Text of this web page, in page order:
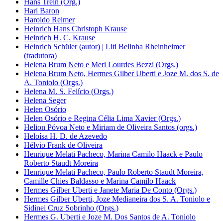
Hans Trein (Org.)
Hari Baron
Haroldo Reimer
Heinrich Hans Christoph Krause
Heinrich H. C. Krause
Heinrich Schüler (autor) | Liti Belinha Rheinheimer
(tradutora)
Helena Brum Neto e Meri Lourdes Bezzi (Orgs.)
Helena Brum Neto, Hermes Gilber Uberti e Joze M. dos S. de
A. Toniolo (Orgs.)
Helena M. S. Felício (Orgs.)
Helena Seger
Helen Osório
Helen Osório e Regina Célia Lima Xavier (Orgs.)
Helion Póvoa Neto e Miriam de Oliveira Santos (orgs.)
Heloísa H. D. de Azevedo
Hélvio Frank de Oliveira
Henrique Melati Pacheco, Marina Camilo Haack e Paulo
Roberto Staudt Moreira
Henrique Melati Pacheco, Paulo Roberto Staudt Moreira,
Camille Chies Baldasso e Marina Camilo Haack
Hermes Gilber Uberti e Janete Maria De Conto (Orgs.)
Hermes Gilber Uberti, Joze Medianeira dos S. A. Toniolo e
Sidinei Cruz Sobrinho (Orgs.)
Hermes G. Uberti e Joze M. Dos Santos de A. Toniolo